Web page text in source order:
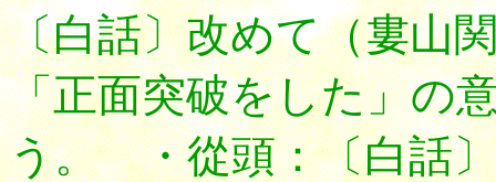
〔白話〕改めて（婁山
「正面突破をした」の
う。 ・從頭：〔白話